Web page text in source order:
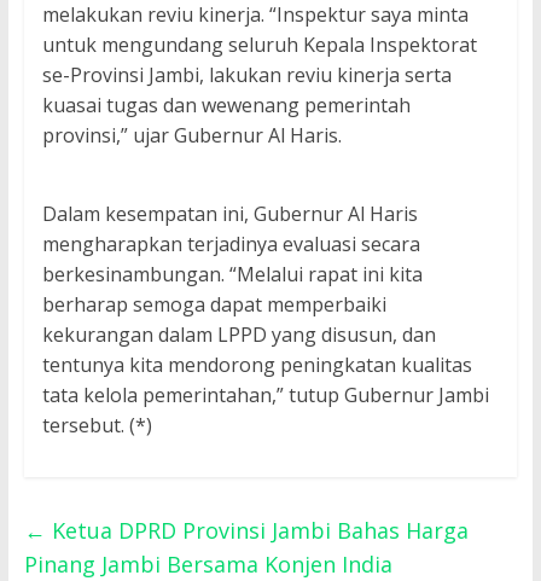
melakukan reviu kinerja. “Inspektur saya minta
untuk mengundang seluruh Kepala Inspektorat
se-Provinsi Jambi, lakukan reviu kinerja serta
kuasai tugas dan wewenang pemerintah
provinsi,” ujar Gubernur Al Haris.
Dalam kesempatan ini, Gubernur Al Haris
mengharapkan terjadinya evaluasi secara
berkesinambungan. “Melalui rapat ini kita
berharap semoga dapat memperbaiki
kekurangan dalam LPPD yang disusun, dan
tentunya kita mendorong peningkatan kualitas
tata kelola pemerintahan,” tutup Gubernur Jambi
tersebut. (*)
← Ketua DPRD Provinsi Jambi Bahas Harga
Pinang Jambi Bersama Konjen India